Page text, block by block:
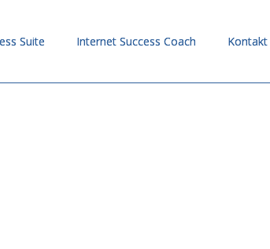
Suite Internet Success Coach Kontakt